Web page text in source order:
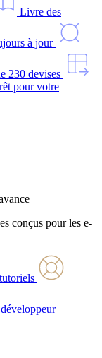
Livre des
à jour
230 devises
pour votre
conçus pour les e-